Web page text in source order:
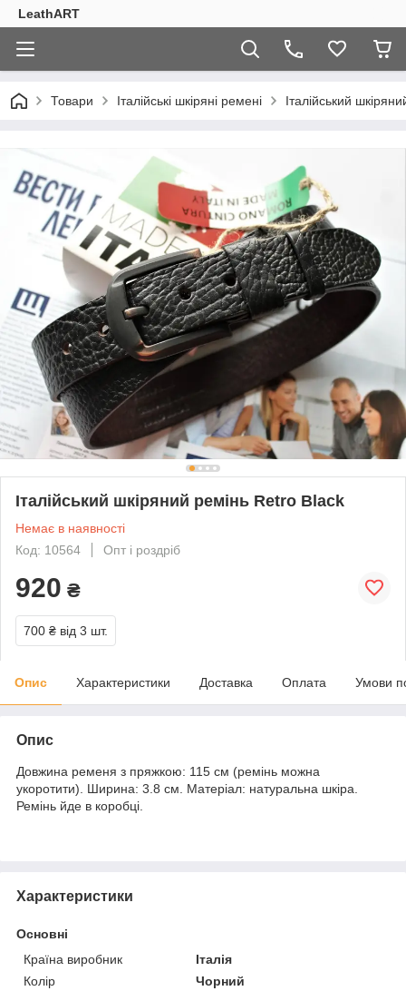
LeathART
Товари Італійські шкіряні ремені Італійський
Італійський шкіряний ремінь Retro Black
Немає в наявності
Код: 10564
Опт і роздріб
920 ₴
700 ₴ від 3 шт.
Опис Характеристики Доставка Оплата Умови
Опис
Довжина ременя з пряжкою: 115 см (ремінь можна
укоротити). Ширина: 3.8 cм. Матеріал: натуральна шкіра.
Ремінь йде в коробці.
Характеристики
Основні
Країна виробник
Італія
Колір
Чорний